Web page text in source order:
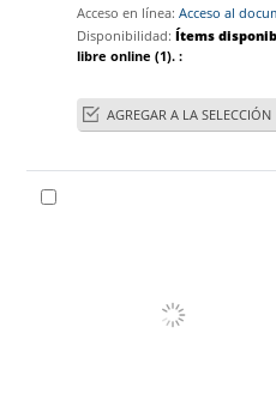
Acceso en línea:Acceso al
Disponibilidad:Ítems
libre online (1).:
AGREGAR A LA SELECCIÓN